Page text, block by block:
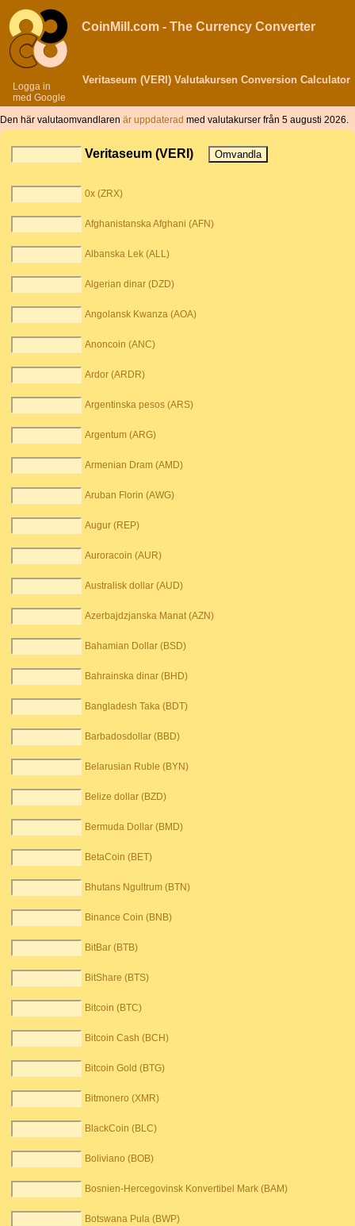
Logga in
med Google
CoinMill.com - The Currency Converter
Veritaseum (VERI) Valutakursen Conversion Calculator
Den här valutaomvandlaren är uppdaterad med valutakurser från 5 augusti 2026.
Veritaseum (VERI)
0x (ZRX)
Afghanistanska Afghani (AFN)
Albanska Lek (ALL)
Algerian dinar (DZD)
Angolansk Kwanza (AOA)
Anoncoin (ANC)
Ardor (ARDR)
Argentinska pesos (ARS)
Argentum (ARG)
Armenian Dram (AMD)
Aruban Florin (AWG)
Augur (REP)
Auroracoin (AUR)
Australisk dollar (AUD)
Azerbajdzjanska Manat (AZN)
Bahamian Dollar (BSD)
Bahrainska dinar (BHD)
Bangladesh Taka (BDT)
Barbadosdollar (BBD)
Belarusian Ruble (BYN)
Belize dollar (BZD)
Bermuda Dollar (BMD)
BetaCoin (BET)
Bhutans Ngultrum (BTN)
Binance Coin (BNB)
BitBar (BTB)
BitShare (BTS)
Bitcoin (BTC)
Bitcoin Cash (BCH)
Bitcoin Gold (BTG)
Bitmonero (XMR)
BlackCoin (BLC)
Boliviano (BOB)
Bosnien-Hercegovinsk Konvertibel Mark (BAM)
Botswana Pula (BWP)